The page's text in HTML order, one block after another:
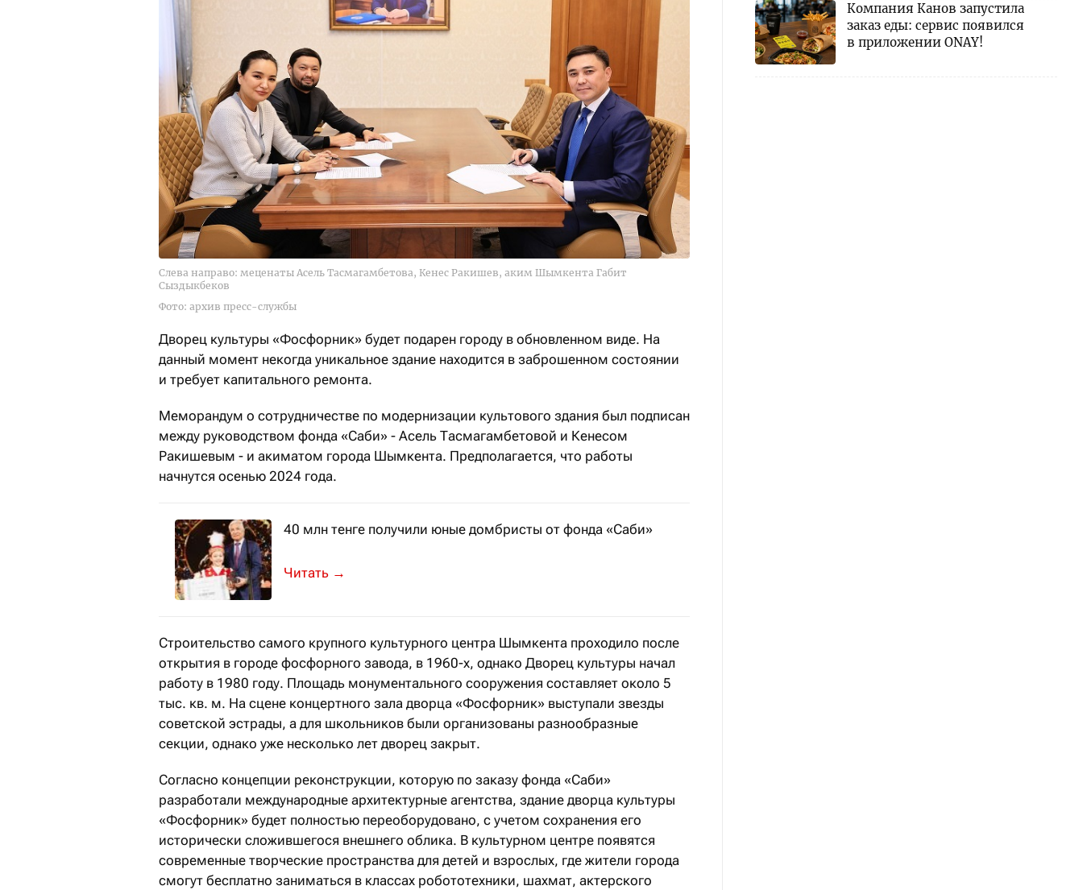
Слева направо: меценаты Асель Тасмагамбетова, Кенес Ракишев, аким Шымкента Габит
Сыздыкбеков
Фото: архив пресс-службы
Дворец культуры «Фосфорник» будет подарен городу в обновленном виде. На
данный момент некогда уникальное здание находится в заброшенном состоянии
и требует капитального ремонта.
Меморандум о сотрудничестве по модернизации культового здания был подписан
между руководством фонда «Саби» - Асель Тасмагамбетовой и Кенесом
Ракишевым - и акиматом города Шымкента. Предполагается, что работы
начнутся осенью 2024 года.
40 млн тенге получили юные домбристы от фонда «Саби»
Денежные гранты получили и уже используют на полезные дела победители конку...
→
Строительство самого крупного культурного центра Шымкента проходило после
открытия в городе фосфорного завода, в 1960-х, однако Дворец культуры начал
работу в 1980 году. Площадь монументального сооружения составляет около 5
тыс. кв. м. На сцене концертного зала дворца «Фосфорник» выступали звезды
советской эстрады, а для школьников были организованы разнообразные
секции, однако уже несколько лет дворец закрыт.
Согласно концепции реконструкции, которую по заказу фонда «Саби»
разработали международные архитектурные агентства, здание дворца культуры
«Фосфорник» будет полностью переоборудовано, с учетом сохранения его
исторически сложившегося внешнего облика. В культурном центре появятся
современные творческие пространства для детей и взрослых, где жители города
смогут бесплатно заниматься в классах робототехники, шахмат, актерского
Компания Канов запустила
заказ еды: сервис появился
в приложении ONAY!